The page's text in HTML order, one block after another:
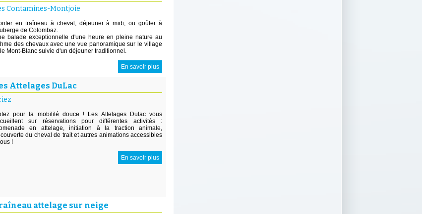
Contamines-Montjoie
en traîneau à cheval, déjeuner à midi, ou goûter à
de Colombaz.
balade exceptionnelle d'une heure en pleine nature au
des chevaux avec une vue panoramique sur le village
Mont-Blanc suivie d'un déjeuner traditionnel.
En savoir plus
Attelages DuLac
pour la mobilité douce ! Les Attelages Dulac vous
sur réservations pour différentes activités :
en attelage, initiation à la traction animale,
du cheval de trait et autres animations accessibles
!
En savoir plus
attelage sur neige